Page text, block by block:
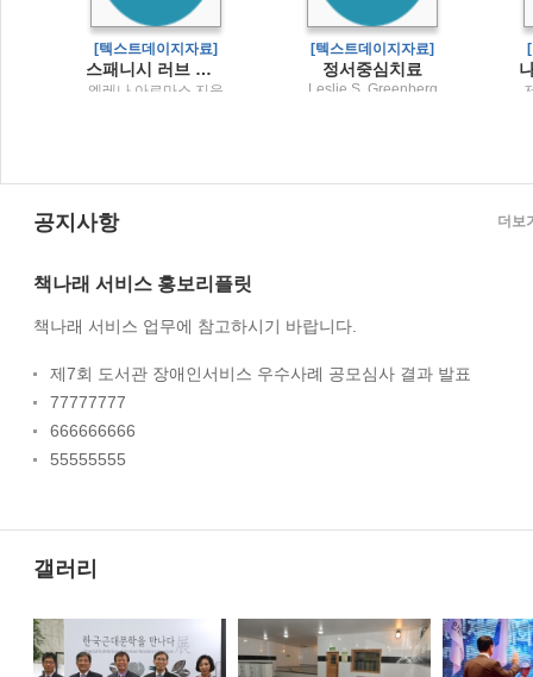
[텍스트데이지자료]
스패니시 러브 디셉션
엘레나 아르마스 지음
[텍스트데이지자료]
정서중심치료
Leslie S. Greenberg
공지사항
책나래 서비스 홍보리플릿
책나래 서비스 업무에 참고하시기 바랍니다.
제7회 도서관 장애인서비스 우수사례 공모심사 결과 발표
77777777
666666666
55555555
더보
갤러리